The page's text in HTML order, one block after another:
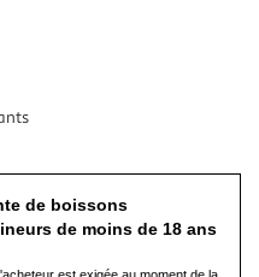
de boissons
de moins de 18 ans
est exigée au moment de la